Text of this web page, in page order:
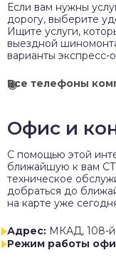
Если вам нужны
дорогу, выберите
Ищите услуги,
выездной
варианты экспресс-
Все телефоны
Офис и
C помощью этой
ближайшую к вам
техническое
добраться до
на карте уже
Адрес: МКАД, 108-й
Режим работы